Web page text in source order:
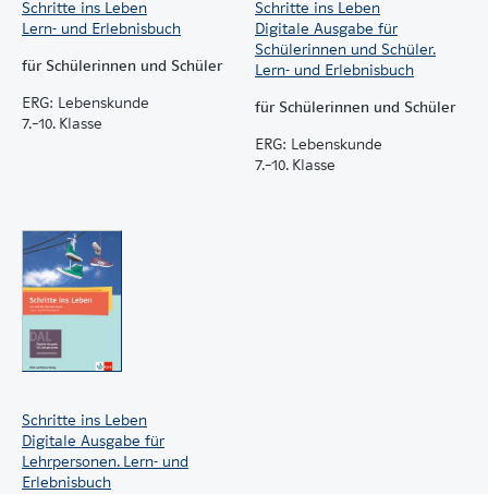
Schritte ins Leben
Lern- und Erlebnisbuch
für Schülerinnen und Schüler
ERG: Lebenskunde
7.–10. Klasse
Schritte ins Leben
Digitale Ausgabe für
Schülerinnen und Schüler.
Lern- und Erlebnisbuch
für Schülerinnen und Schüler
ERG: Lebenskunde
7.–10. Klasse
Schritte ins Leben
Digitale Ausgabe für
Lehrpersonen. Lern- und
Erlebnisbuch